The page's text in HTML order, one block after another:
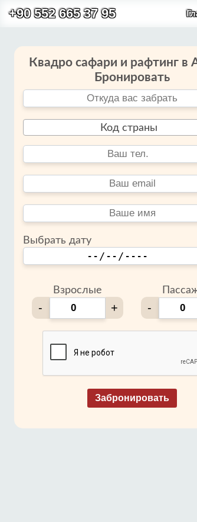
+90 552 665 37 95
Квадро сафари и рафтинг в
Бронировать
Код страны
Выбрать дату
Взрослые
- + -
Забронировать